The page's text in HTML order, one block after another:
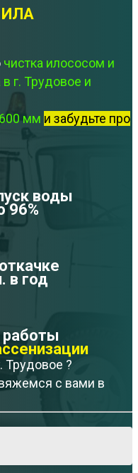
чистка илососом и
г. Трудовое и
мм и забудьте про
воды
96%
в год
Трудовое ?
с вами в